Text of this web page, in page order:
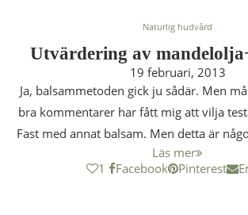
Naturlig hudvård
Utvärdering av
19 februari, 2013
Ja, balsammetoden gick ju sådär. Men
bra kommentarer har fått mig att vilja
Fast med annat balsam. Men detta är
Läs mer
1
Facebook Pinterest